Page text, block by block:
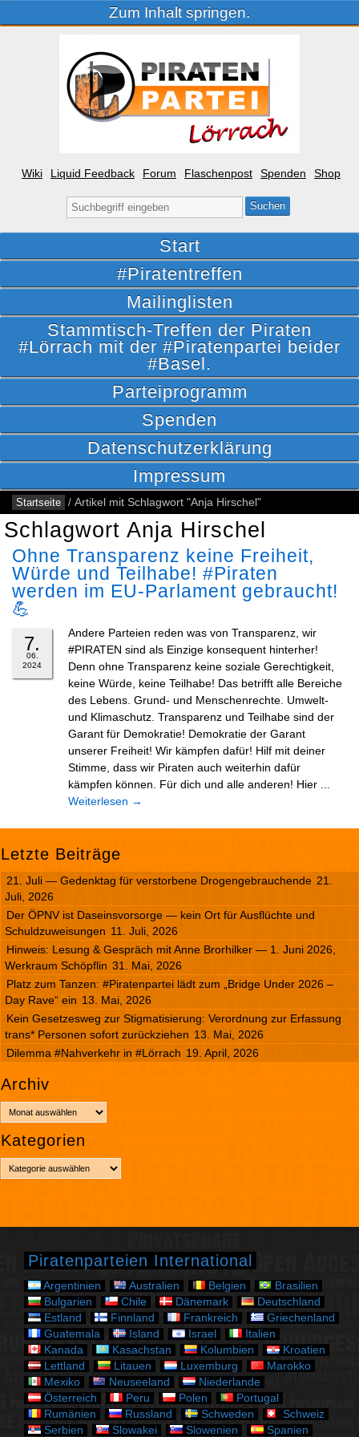
Zum Inhalt springen.
Wiki Liquid Feedback Forum Flaschenpost Spenden Shop
Suche
nach:
Start
#Piratentreffen
Mailinglisten
Stammtisch-Treffen der Piraten
#Lörrach mit der #Piratenpartei beider
#Basel.
Parteiprogramm
Spenden
Datenschutzerklärung
Impressum
Startseite / Artikel mit Schlagwort "Anja Hirschel"
Schlagwort Anja Hirschel
Ohne Transparenz keine Freiheit,
Würde und Teilhabe! #Piraten
werden im EU-Parlament gebraucht!
💪
7.
06.
2024
Andere Parteien reden was von Transparenz, wir
#PIRATEN sind als Einzige konsequent hinterher!
Denn ohne Transparenz keine soziale Gerechtigkeit,
keine Würde, keine Teilhabe! Das betrifft alle Bereiche
des Lebens. Grund- und Menschenrechte. Umwelt-
und Klimaschutz. Transparenz und Teilhabe sind der
Garant für Demokratie! Demokratie der Garant
unserer Freiheit! Wir kämpfen dafür! Hilf mit deiner
Stimme, dass wir Piraten auch weiterhin dafür
kämpfen können. Für dich und alle anderen! Hier ...
Weiterlesen →
Letzte Beiträge
21. Juli — Gedenktag für verstorbene Drogengebrauchende 21.
Juli, 2026
Der ÖPNV ist Daseinsvorsorge — kein Ort für Ausflüchte und
Schuldzuweisungen 11. Juli, 2026
Hinweis: Lesung & Gespräch mit Anne Brorhilker — 1. Juni 2026,
Werkraum Schöpflin 31. Mai, 2026
Platz zum Tanzen: #Piratenpartei lädt zum „Bridge Under 2026 –
Day Rave“ ein 13. Mai, 2026
Kein Gesetzesweg zur Stigmatisierung: Verordnung zur Erfassung
trans* Personen sofort zurückziehen 13. Mai, 2026
Dilemma #Nahverkehr in #Lörrach 19. April, 2026
Archiv
r
c
Kategorien
a
g
Piratenparteien International
Argentinien Australien Belgien
Brasilien
Bulgarien
Chile Dänemark
Deutschland
Estland
Finnland Frankreich
Griechenland
Guatemala
Island Israel
Italien
Kanada
Kasachstan Kolumbien
Kroatien
Lettland
Litauen Luxemburg
Marokko
Mexiko
Neuseeland
Niederlande
Österreich
Peru Polen
Portugal
Rumänien
Russland Schweden
Schweiz
Serbien
Slowakei Slowenien Spanien